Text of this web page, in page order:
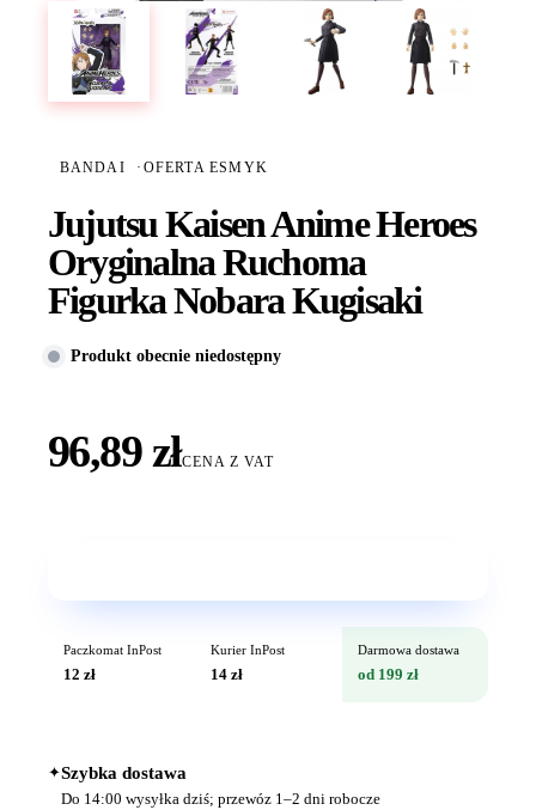
BANDAI · OFERTA ESMYK
Jujutsu Kaisen Anime Heroes
Oryginalna Ruchoma
Figurka Nobara Kugisaki
Produkt obecnie niedostępny
96,89 złCENA Z VAT
Paczkomat InPost
12 zł
Kurier InPost
14 zł
Darmowa dostawa
od 199 zł
✦Szybka dostawa
Do 14:00 wysyłka dziś; przewóz 1–2 dni robocze